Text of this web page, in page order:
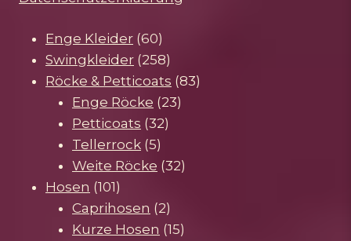
Enge Kleider 6060
Produkte
Swingkleider 258258
Produkte
Röcke & Petticoats 8383
Enge Röcke 2323
Petticoats 3232
Tellerrock 55
Produkte
Weite Röcke 3232
Hosen 101101
Produkte
Caprihosen 22
Produkte
Kurze Hosen 1515